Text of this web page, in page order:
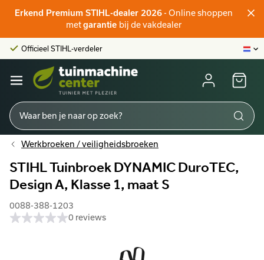
Erkend Premium STIHL-dealer 2026- Online shoppen
metgarantie bij de vakdealer
Officieel STIHL-verdeler
9,6/10
Grootste online aanbod
Officieel STIHL-verdeler
Klantenscore:
9,6/10
Werkbroeken / veiligheidsbroeken
STIHL Tuinbroek DYNAMIC DuroTEC,
Design A, Klasse 1, maat S
0088-388-1203
0 reviews